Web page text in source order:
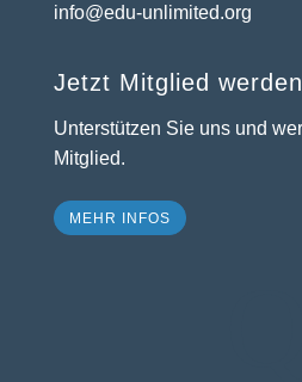
info@edu-unlimited.org
Jetzt Mitglied
Unterstützen Sie uns und
Mitglied.
MEHR INFOS